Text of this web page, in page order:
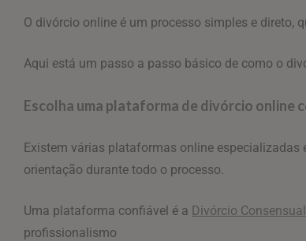
O divórcio online é um processo simples e direto,
Aqui está um passo a passo básico de como o
Escolha uma plataforma de divórcio online
Existem várias plataformas online
orientação durante todo o processo.
Uma plataforma confiável é a Divórcio Consensual
profissionalismo